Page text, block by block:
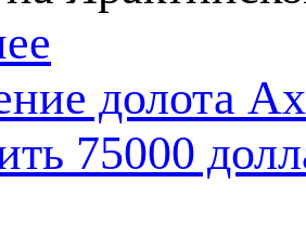
долота
75000